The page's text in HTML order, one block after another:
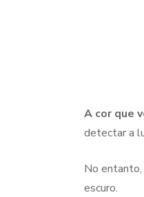
A cor que
detectar a
No
escuro.